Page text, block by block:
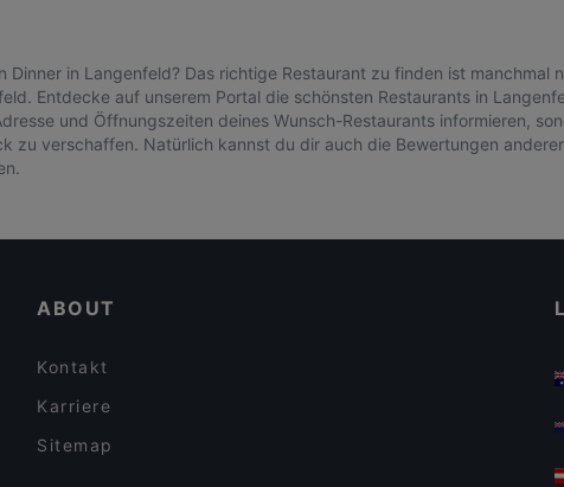
Dinner in Langenfeld? Das richtige Restaurant zu finden ist
Entdecke auf unserem Portal die schönsten Restaurants in
und Öffnungszeiten deines Wunsch-Restaurants informieren,
zu verschaffen. Natürlich kannst du dir auch die Bewertungen
ABOUT
Kontakt
Karriere
Sitemap